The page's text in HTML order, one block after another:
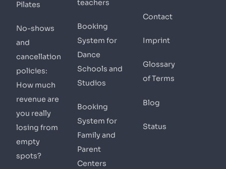
Pilates
No-shows
and
cancellation
policies:
How much
revenue are
you really
losing from
empty
spots?
teachers
Booking
System for
Dance
Schools and
Studios
Booking
System for
Family and
Parent
Centers
Contact
Imprint
Glossary
of Terms
Blog
Status